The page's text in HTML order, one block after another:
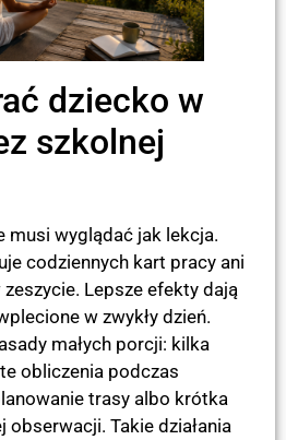
dziecko w
szkolnej
musi wyglądać jak lekcja.
codziennych kart pracy ani
Lepsze efekty dają
w zwykły dzień.
małych porcji: kilka
obliczenia podczas
trasy albo krótka
obserwacji. Takie działania